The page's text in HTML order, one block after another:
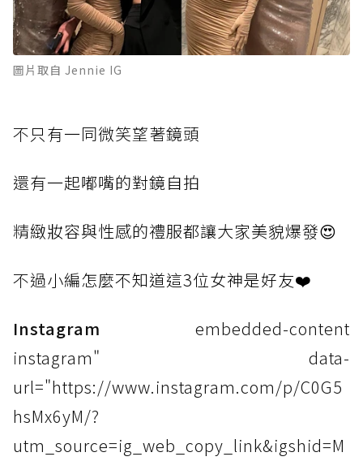
圖片取自 Jennie IG
不只有一同微笑望著鏡頭
還有一起嘟嘴的對鏡自拍
精緻妝容與性感的禮服都讓大家美貌爆發😍
不過小編怎麼不知道這3位女神是好友❤️
Instagram embedded-content
instagram" data-
url="https://www.instagram.com/p/C0G5
hsMx6yM/?
utm_source=ig_web_copy_link&igshid=M